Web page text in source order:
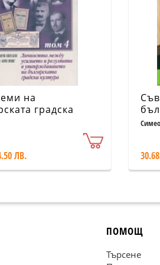
на
градска
на
градска
ЛВ.
ПОМОЩ
Търсене